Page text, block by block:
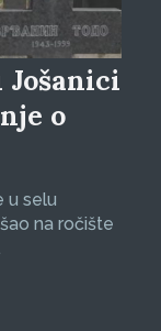
Jošanici
o
u selu
na ročište